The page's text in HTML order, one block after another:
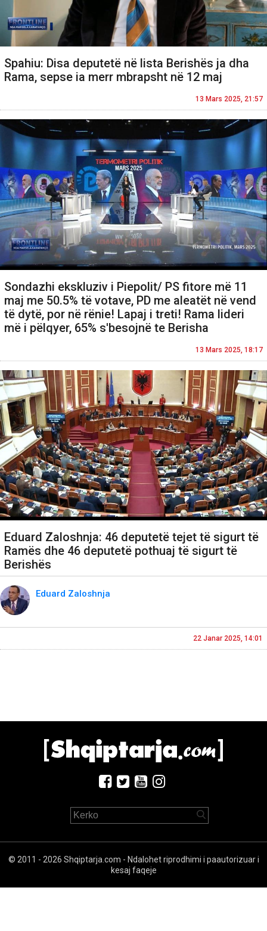
Spahiu: Disa deputetë në lista Berishës ja dha
Rama, sepse ia merr mbrapsht në 12 maj
13 Mars 2025, 21:57
Sondazhi ekskluziv i Piepolit/ PS fitore më 11
maj me 50.5% të votave, PD me aleatët në vend
të dytë, por në rënie! Lapaj i treti! Rama lideri
më i pëlqyer, 65% s'besojnë te Berisha
13 Mars 2025, 18:17
Eduard Zaloshnja: 46 deputetë tejet të sigurt të
Ramës dhe 46 deputetë pothuaj të sigurt të
Berishës
Eduard Zaloshnja
22 Janar 2025, 14:01
© 2011 - 2026 Shqiptarja.com - Ndalohet riprodhimi i paautorizuar i
kesaj faqeje